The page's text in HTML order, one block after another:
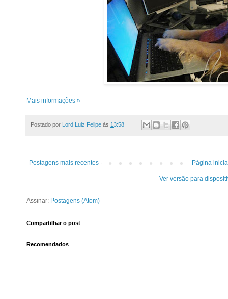
Mais informações »
Postado por Lord Luiz Felipe às 13:58
Postagens mais recentes Página
Ver versão para
Assinar: Postagens (Atom)
Compartilhar o post
Recomendados